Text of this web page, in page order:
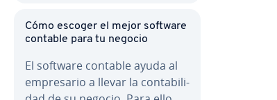
Cómo escoger el mejor software
contable para tu negocio
El software contable ayuda al
em­pre­sa­rio a llevar la co­n­ta­bi­li­